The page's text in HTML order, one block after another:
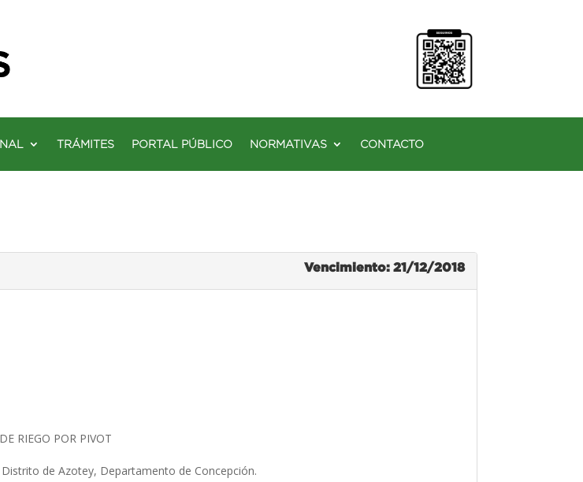
TRÁMITES PORTAL PÚBLICO NORMATIVAS CONTACTO
Vencimiento: 21/12/2018
RIEGO POR PIVOT
de Azotey, Departamento de Concepción.